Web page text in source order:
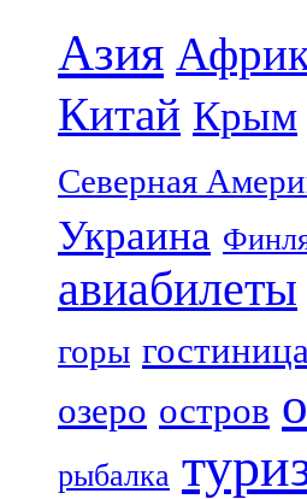
Азия
Китай Крым
Северная
Украина
авиабилеты
горы гостиница
озеро остров
рыбалка